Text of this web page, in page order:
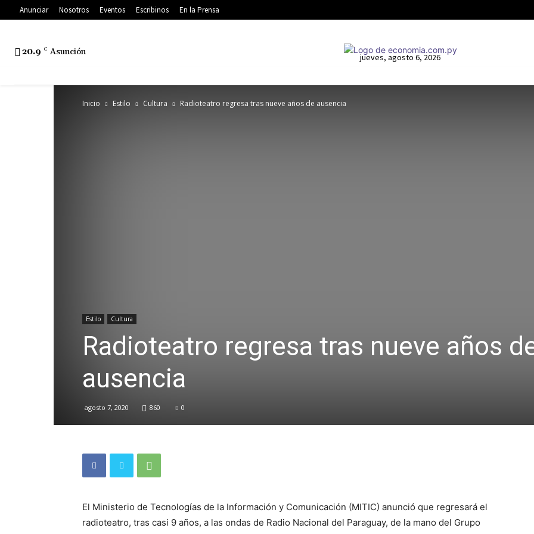
Anunciar Nosotros Eventos Escribinos En la Prensa
20.9 C Asunción jueves, agosto 6, 2026
Inicio Estilo Cultura Radioteatro regresa tras nueve años de ausencia
Estilo Cultura
Radioteatro regresa tras nueve años
ausencia
agosto 7, 2020 860 0
El Ministerio de Tecnologías de la Información y Comunicación (MITIC) anunció que regresará el
radioteatro, tras casi 9 años, a las ondas de Radio Nacional del Paraguay, de la mano del Grupo